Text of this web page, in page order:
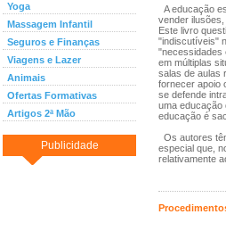
Yoga
Massagem Infantil
Seguros e Finanças
Viagens e Lazer
Animais
Ofertas Formativas
Artigos 2ª Mão
Publicidade
A educação
vender
Este livro
"indiscutíveis"
"necessidades
em múltiplas
salas de aulas
fornecer apoio
se defende
uma educação
educação é
Os autores
especial que,
relativamente